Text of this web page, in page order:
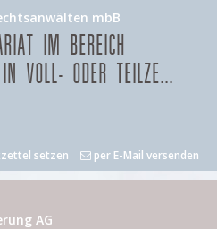
mbB
IM BEREICH
VOLL- ODER TEILZE...
setzen per E-Mail versenden
AG